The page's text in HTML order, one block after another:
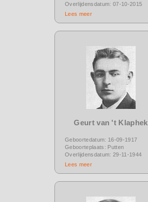
Overlijdensdatum: 07-10-2015
Lees meer
Geurt van 't Klaphek
Geboortedatum: 16-09-1917
Geboorteplaats: Putten
Overlijdensdatum: 29-11-1944
Lees meer